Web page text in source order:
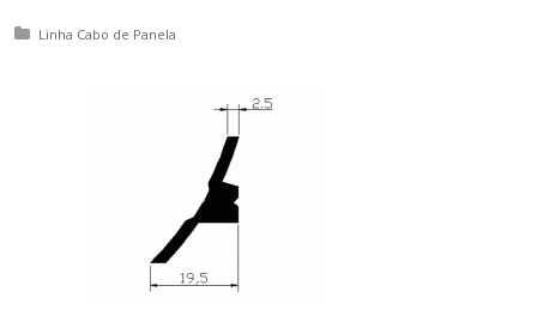
Posted in:
Linha Cabo de Panela